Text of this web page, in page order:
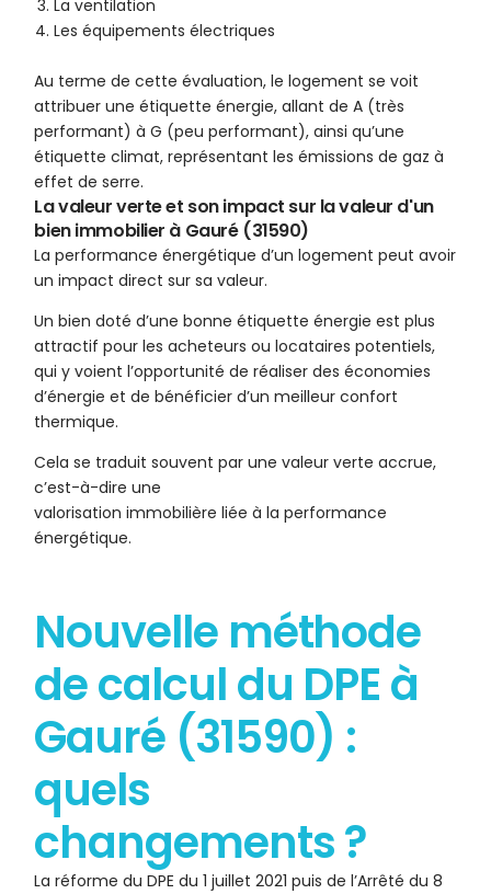
La ventilation
Les équipements électriques
Au terme de cette évaluation, le logement se voit
attribuer une étiquette énergie, allant de A (très
performant) à G (peu performant), ainsi qu’une
étiquette climat, représentant les émissions de gaz à
effet de serre.
La valeur verte et son impact sur la valeur d'un
bien immobilier à Gauré (31590)
La performance énergétique d’un logement peut avoir
un impact direct sur sa valeur.
Un bien doté d’une bonne étiquette énergie est plus
attractif pour les acheteurs ou locataires potentiels,
qui y voient l’opportunité de réaliser des économies
d’énergie et de bénéficier d’un meilleur confort
thermique.
Cela se traduit souvent par une valeur verte accrue,
c’est-à-dire une
valorisation immobilière liée à la performance
énergétique.
Nouvelle méthode
de calcul du DPE à
Gauré (31590) :
quels
changements ?
La réforme du DPE du 1 juillet 2021 puis de l’Arrêté du 8